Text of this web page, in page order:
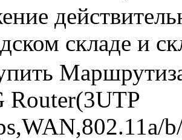
складе и
Router(3UTP